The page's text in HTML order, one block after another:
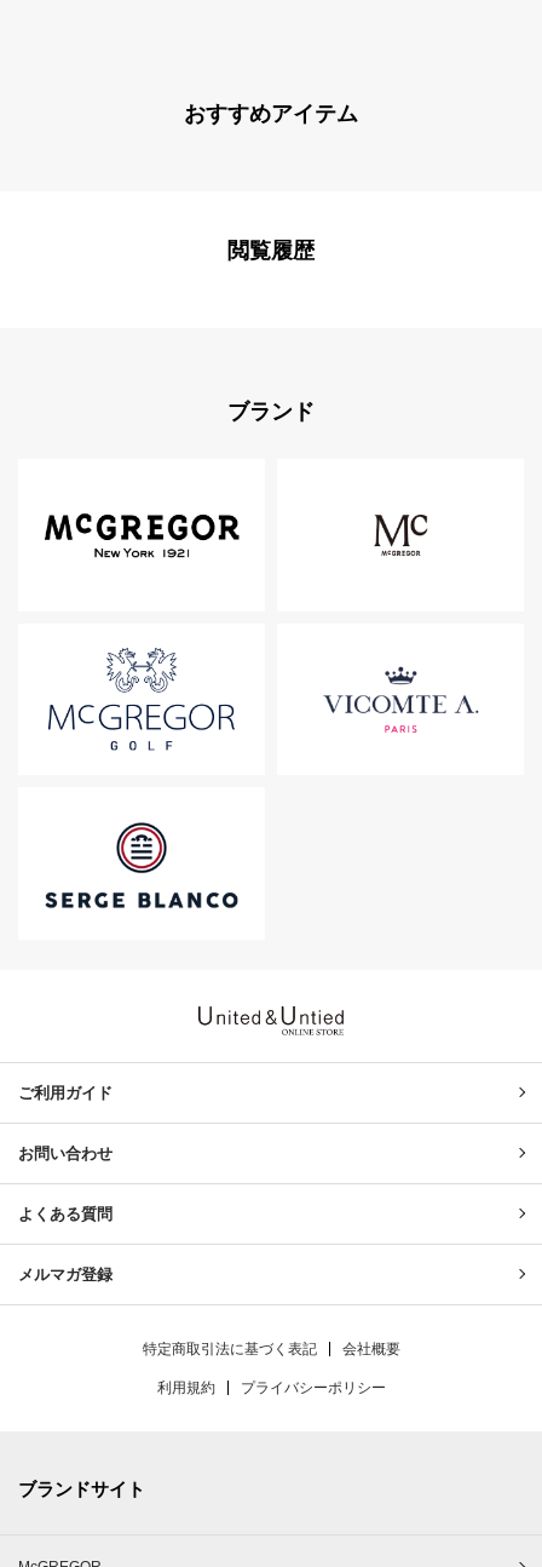
おすすめアイテム
閲覧履歴
ブランド
ご利用ガイド
お問い合わせ
よくある質問
メルマガ登録
特定商取引法に基づく表記 会社概要
利用規約 プライバシーポリシー
ブランドサイト